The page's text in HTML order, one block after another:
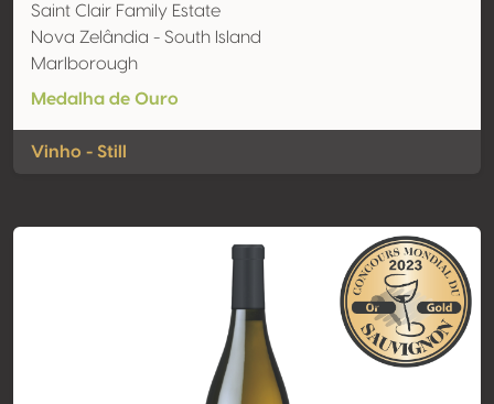
Saint Clair Family Estate
Nova Zelândia - South Island
Marlborough
Medalha de Ouro
Vinho - Still